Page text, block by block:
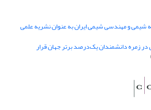
و مهندسی شیمی ایران به عنوان نشریه علمی
در زمره دانشمندان یک‌درصد برتر جهان قرار